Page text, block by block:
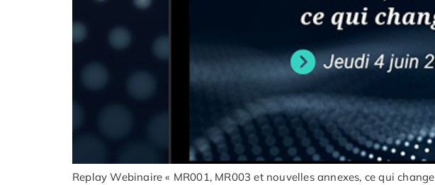
Replay Webinaire « MR001, MR003 et nouvelles annexes, ce qui